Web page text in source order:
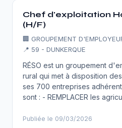
Chef d'exploitation
(H/F)
🏢 GROUPEMENT
📍 59 - DUNKERQUE
RÉSO est un groupement
rural qui met à disposition
ses 700 entreprises
sont : - REMPLACER les
Publiée le 09/03/2026